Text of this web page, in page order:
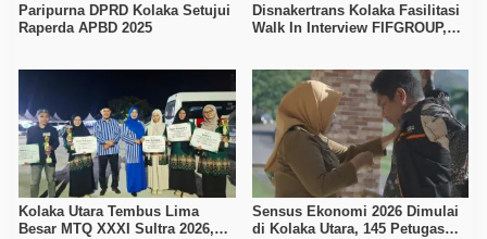
Paripurna DPRD Kolaka Setujui
Raperda APBD 2025
Disnakertrans Kolaka Fasilitasi
Walk In Interview FIFGROUP,
Kolaka Utara Tembus Lima
Besar MTQ XXXI Sultra 2026,
Sensus Ekonomi 2026 Dimulai
di Kolaka Utara, 145 Petugas